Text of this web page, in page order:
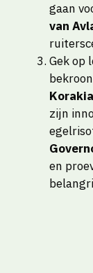
gaan
van
Gek op
zijn
en